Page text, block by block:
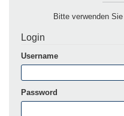
Bitte verwenden
Login
Username
Password